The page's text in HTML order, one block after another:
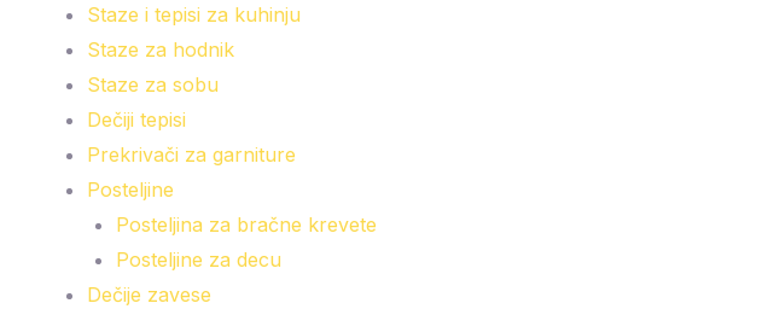
Staze i tepisi za kuhinju
Staze za hodnik
Staze za sobu
Dečiji tepisi
Prekrivači za garniture
Posteljine
Posteljina za bračne krevete
Posteljine za decu
Dečije zavese